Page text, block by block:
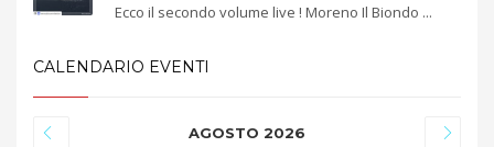
Ecco il secondo volume live ! Moreno Il Biondo ...
CALENDARIO EVENTI
AGOSTO 2026